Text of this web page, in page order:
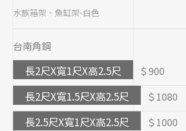
水族箱架、魚缸架-白色
台南角鋼
長2尺X寬1尺X高2.5尺 ＄900
長2尺X寬1.5尺X高2.5尺 ＄1080
長2.5尺X寬1尺X高2.5尺 ＄1000